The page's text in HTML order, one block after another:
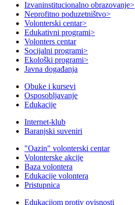
Izvaninstitucionalno obrazovanje>
Neprofitno poduzetništvo>
Volonterski centar>
Edukativni programi>
Volonters centar
Socijalni programi>
Ekološki programi>
Javna događanja
Obuke i kursevi
Osposobljavanje
Edukacije
Internet-klub
Baranjski suveniri
"Oazin" volonterski centar
Volonterske akcije
Baza volontera
Edukacije volontera
Pristupnica
Edukacijom protiv ovisnosti